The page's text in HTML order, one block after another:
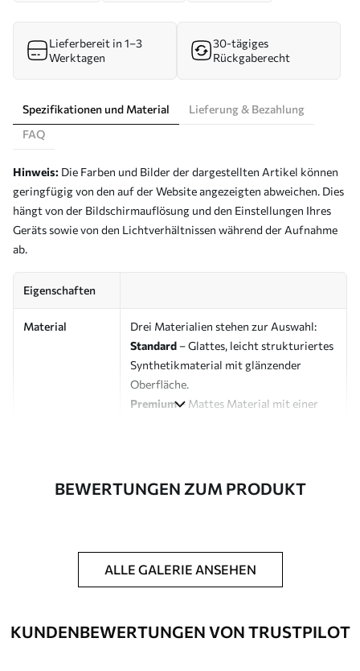
Lieferbereit in 1–3
Werktagen
30-tägiges
Rückgaberecht
Spezifikationen und Material
Lieferung & Bezahlung
FAQ
Hinweis: Die Farben und Bilder der dargestellten Artikel können
geringfügig von den auf der Website angezeigten abweichen. Dies
hängt von der Bildschirmauflösung und den Einstellungen Ihres
Geräts sowie von den Lichtverhältnissen während der Aufnahme
ab.
Eigenschaften
Material
Drei Materialien stehen zur Auswahl:
Standard – Glattes, leicht strukturiertes
Synthetikmaterial mit glänzender
Oberfläche.
Premium– Mattes Material mit einer
aus 100 % Baumwolle.
Artikelnummer s45300
Zusätzliche
Möglichkeit, einen Schutzlack
Bildes zu erhöhen.
BEWERTUNGEN ZUM PRODUKT
ALLE GALERIE ANSEHEN
KUNDENBEWERTUNGEN VON TRUSTPILOT